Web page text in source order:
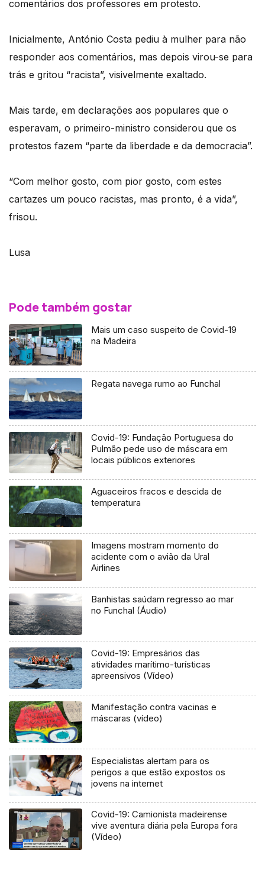
comentários dos professores em protesto.
Inicialmente, António Costa pediu à mulher para não
responder aos comentários, mas depois virou-se para
trás e gritou “racista”, visivelmente exaltado.
Mais tarde, em declarações aos populares que o
esperavam, o primeiro-ministro considerou que os
protestos fazem “parte da liberdade e da democracia”.
“Com melhor gosto, com pior gosto, com estes
cartazes um pouco racistas, mas pronto, é a vida”,
frisou.
Lusa
Pode também gostar
Mais um caso suspeito de Covid-19
na Madeira
Regata navega rumo ao Funchal
Covid-19: Fundação Portuguesa do
Pulmão pede uso de máscara em
locais públicos exteriores
Aguaceiros fracos e descida de
temperatura
Imagens mostram momento do
acidente com o avião da Ural
Airlines
Banhistas saúdam regresso ao mar
no Funchal (Áudio)
Covid-19: Empresários das
atividades marítimo-turísticas
apreensivos (Vídeo)
Manifestação contra vacinas e
máscaras (vídeo)
Especialistas alertam para os
perigos a que estão expostos os
jovens na internet
Covid-19: Camionista madeirense
vive aventura diária pela Europa fora
(Vídeo)